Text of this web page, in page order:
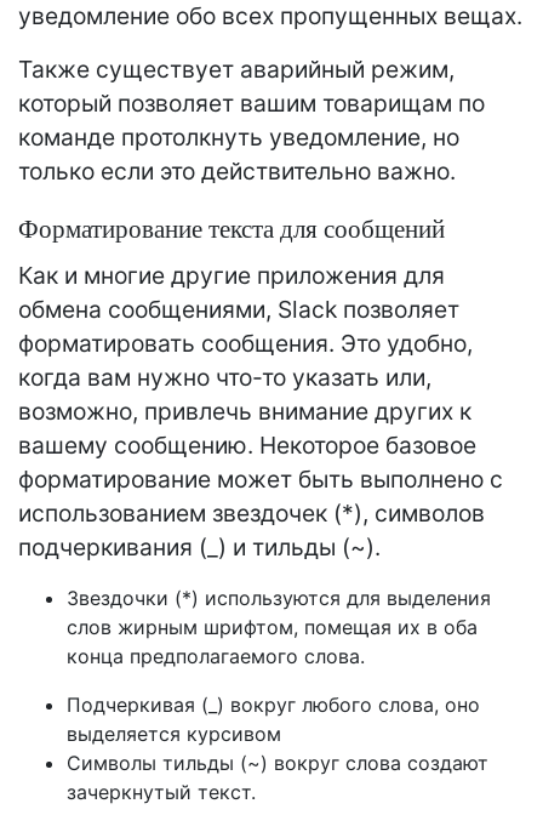
уведомление обо всех пропущенных вещах.
Также существует аварийный режим,
который позволяет вашим товарищам по
команде протолкнуть уведомление, но
только если это действительно важно.
Форматирование текста для сообщений
Как и многие другие приложения для
обмена сообщениями, Slack позволяет
форматировать сообщения. Это удобно,
когда вам нужно что-то указать или,
возможно, привлечь внимание других к
вашему сообщению. Некоторое базовое
форматирование может быть выполнено с
использованием звездочек (*), символов
подчеркивания (_) и тильды (~).
Звездочки (*) используются для выделения
слов жирным шрифтом, помещая их в оба
конца предполагаемого слова.
Подчеркивая (_) вокруг любого слова, оно
выделяется курсивом
Символы тильды (~) вокруг слова создают
зачеркнутый текст.